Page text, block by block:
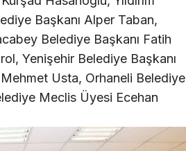
Başkanı Alper Taban,
Belediye Başkanı Fatih
Yenişehir Belediye Başkanı
Usta, Orhaneli Belediye
Meclis Üyesi Ecehan